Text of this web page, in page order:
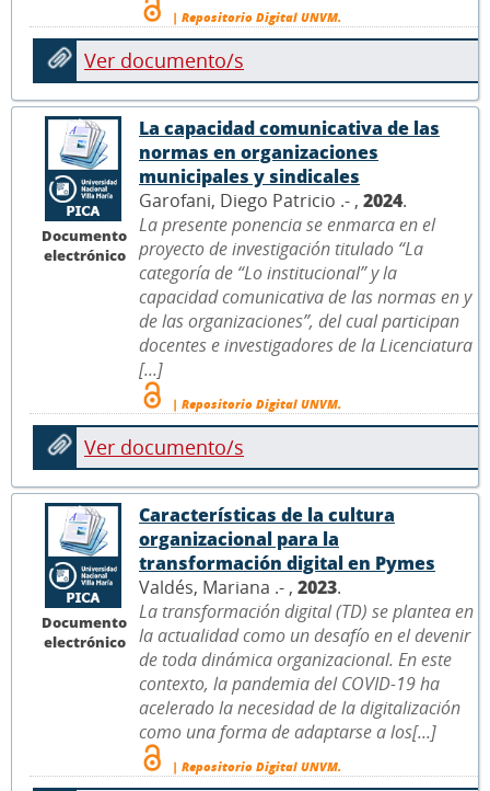
| Repositorio Digital UNVM.
Ver documento/s
Documento
electrónico
La capacidad comunicativa de las
normas en organizaciones
municipales y sindicales
Garofani, Diego Patricio .- , 2024.
La presente ponencia se enmarca en el
proyecto de investigación titulado “La
categoría de “Lo institucional” y la
capacidad comunicativa de las normas en y
de las organizaciones”, del cual participan
docentes e investigadores de la Licenciatura
[...]
| Repositorio Digital UNVM.
Ver documento/s
Documento
electrónico
Características de la cultura
organizacional para la
transformación digital en Pymes
Valdés, Mariana .- , 2023.
La transformación digital (TD) se plantea en
la actualidad como un desafío en el devenir
de toda dinámica organizacional. En este
contexto, la pandemia del COVID-19 ha
acelerado la necesidad de la digitalización
como una forma de adaptarse a los[...]
| Repositorio Digital UNVM.